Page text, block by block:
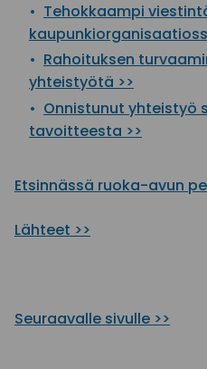
Tehokkaampi
Rahoituksen
yhteistyötä >>
Onnistunut yhteistyö
tavoitteesta >>
Etsinnässä ruoka-avun
Lähteet >>
Seuraavalle sivulle >>